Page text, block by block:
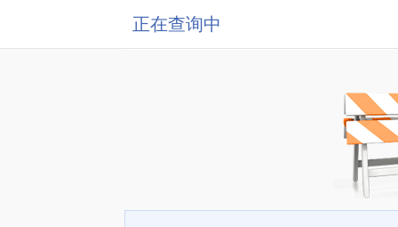
正在查询中